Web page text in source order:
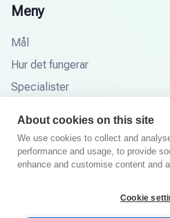
Meny
Mål
Hur det fungerar
Specialister
Kunskapsbas
FAQ
About cookies on this site
We use cookies to collect and
performance and usage, to provide
enhance and customise content and
Cookie